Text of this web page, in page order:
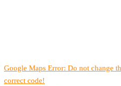
Google Maps Error: Do not change
correct code!